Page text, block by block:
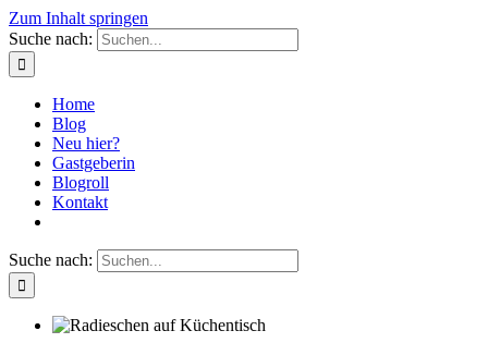
Zum Inhalt springen
Suche nach:
Home
Blog
Neu hier?
Gastgeberin
Blogroll
Kontakt
Suche nach: